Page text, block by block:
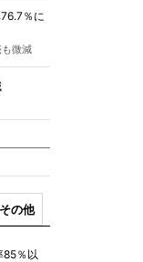
％に
微減
その他
85％以